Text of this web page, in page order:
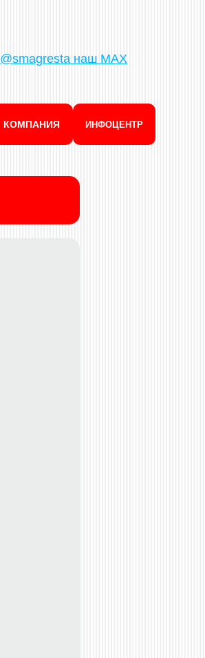
@smagresta наш MAX
КОМПАНИЯ ИНФОЦЕНТР